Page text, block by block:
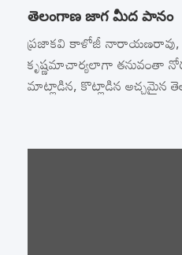
తెలంగాణ జాగ మీద పానం
ప్రజాకవి కాళోజీ
కృష్ణమాచార్యలాగా తనువంతా
మాట్లాడిన, కొట్లాడిన అచ్చమైన